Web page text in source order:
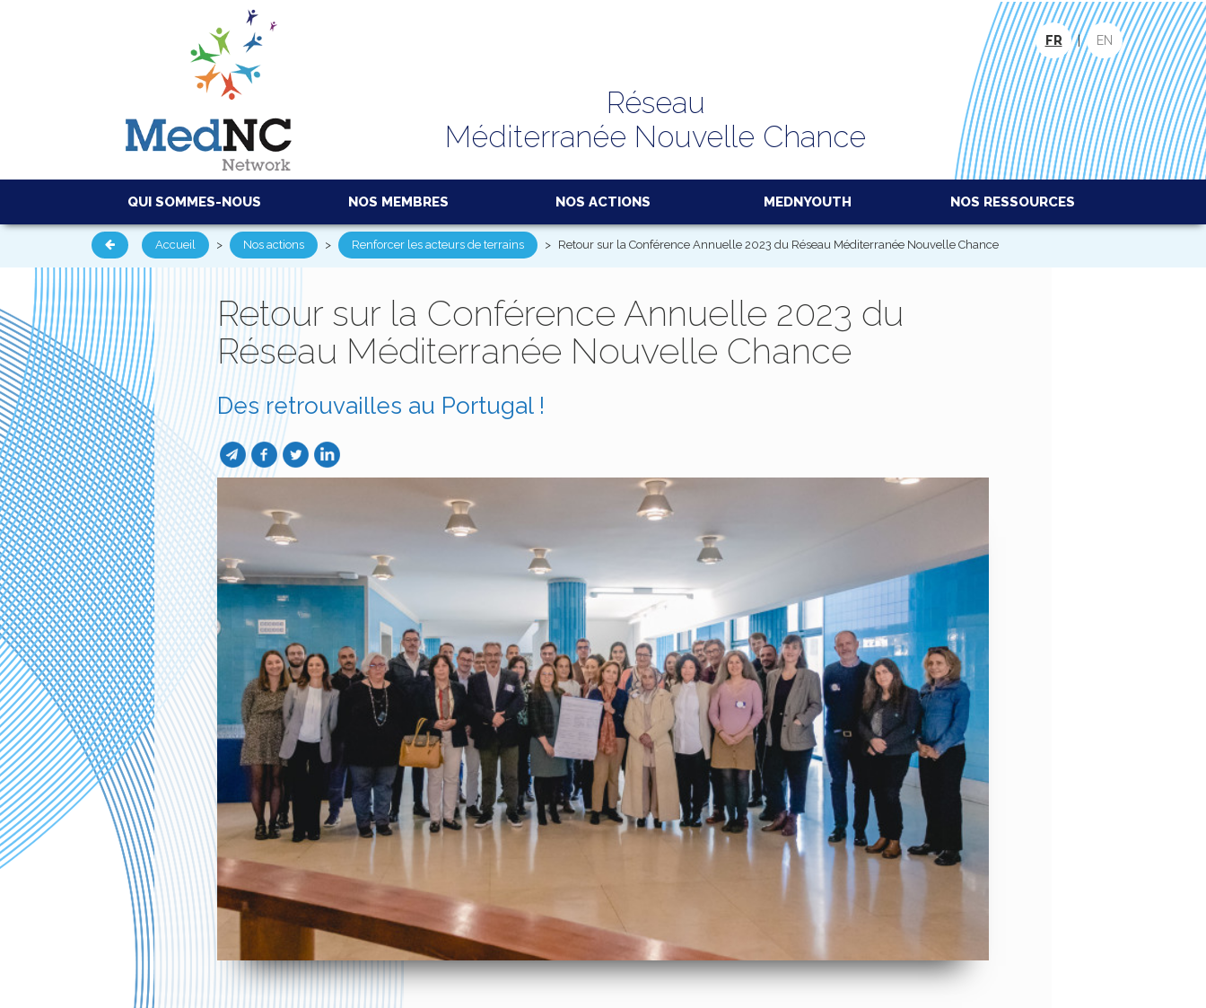
Réseau
Méditerranée Nouvelle Chance
FR | EN
QUI SOMMES-NOUS NOS MEMBRES NOS ACTIONS MEDNYOUTH NOS RESSOURCES
Accueil > Nos actions > Renforcer les acteurs de terrains > Retour sur la Conférence Annuelle 2023 du Réseau Méditerranée Nouvelle Chance
Retour sur la Conférence Annuelle 2023 du
Réseau Méditerranée Nouvelle Chance
Des retrouvailles au Portugal !